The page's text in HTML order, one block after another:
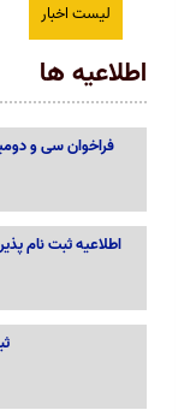
لیست اخبار
اطلاعیه ها
فراخوان سی و
اطلاعیه ثبت نام